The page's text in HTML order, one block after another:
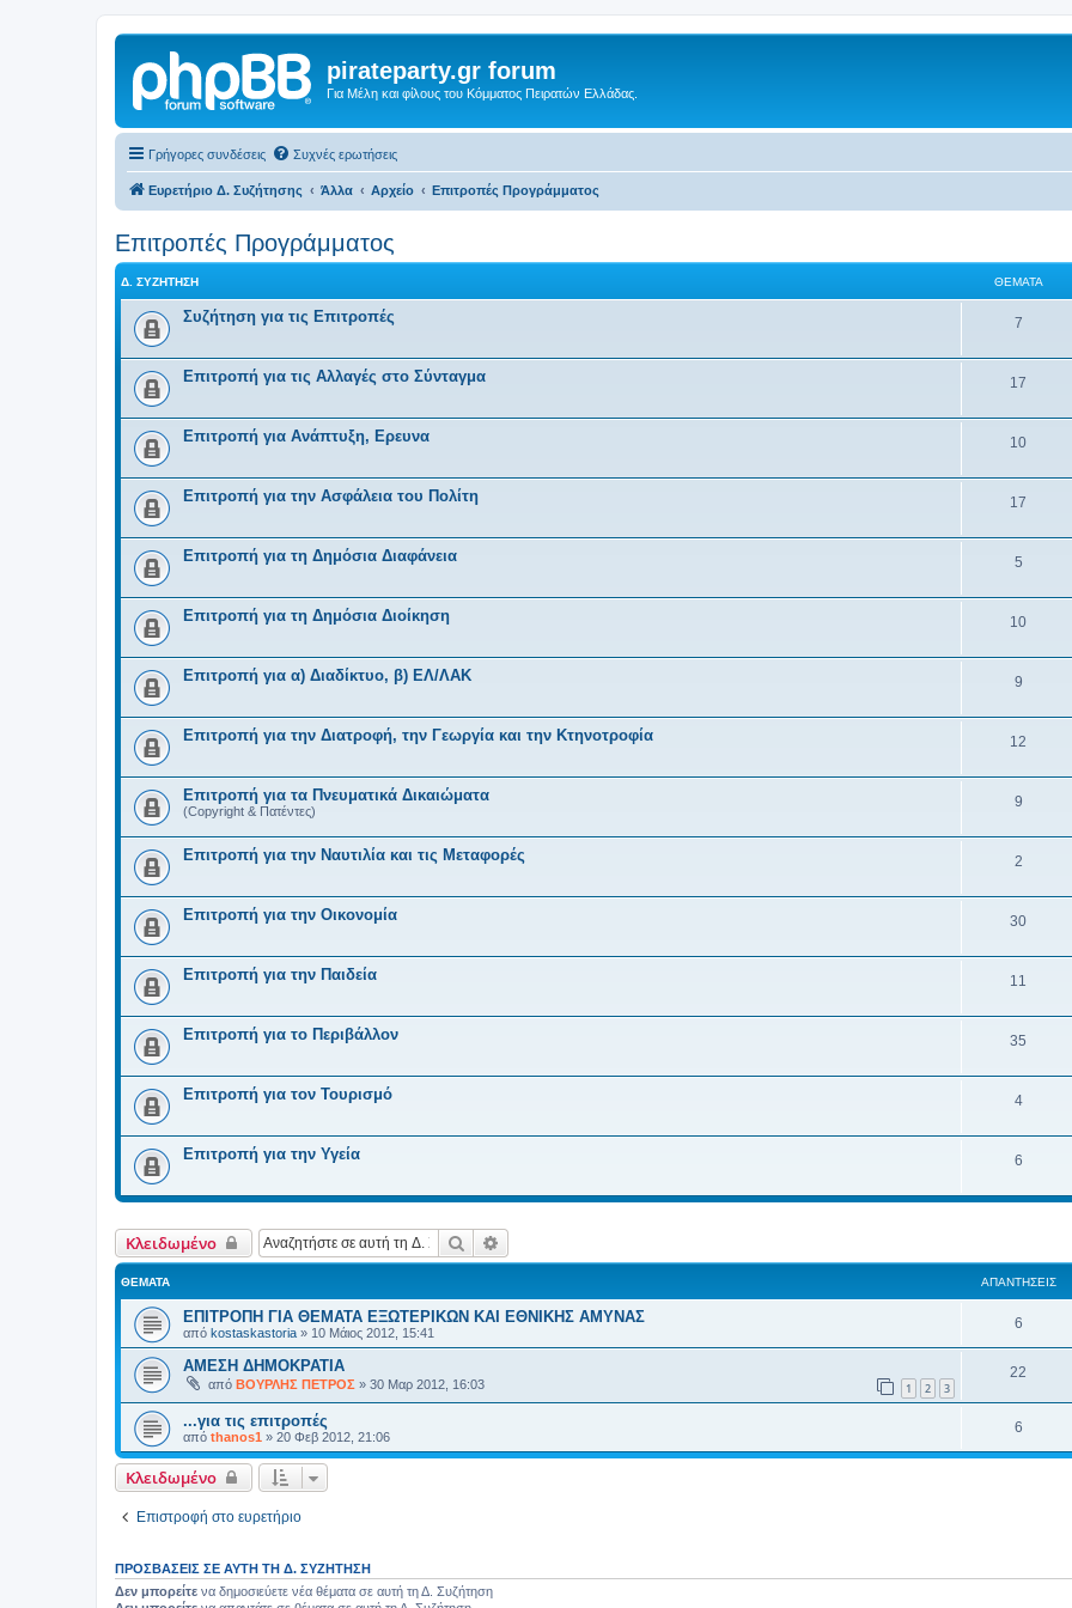
pirateparty.gr forum
Για Μέλη και φίλους του Κόμματος Πειρατών Ελλάδας.
Γρήγορες συνδέσεις Συχνές ερωτήσεις
Ευρετήριο Δ. Συζήτησης Άλλα Αρχείο Επιτροπές Προγράμματος
Επιτροπές Προγράμματος
Δ. ΣΥΖΉΤΗΣΗ ΘΈΜΑΤΑ
Συζήτηση για τις Επιτροπές 7
Επιτροπή για τις Αλλαγές στο Σύνταγμα 17
Επιτροπή για Ανάπτυξη, Ερευνα 10
Επιτροπή για την Ασφάλεια του Πολίτη 17
Επιτροπή για τη Δημόσια Διαφάνεια 5
Επιτροπή για τη Δημόσια Διοίκηση 10
Επιτροπή για α) Διαδίκτυο, β) ΕΛ/ΛΑΚ 9
Επιτροπή για την Διατροφή, την Γεωργία και την Κτηνοτροφία 12
Επιτροπή για τα Πνευματικά Δικαιώματα
(Copyright & Πατέντες)
9
Επιτροπή για την Ναυτιλία και τις Μεταφορές 2
Επιτροπή για την Οικονομία 30
Επιτροπή για την Παιδεία 11
Επιτροπή για το Περιβάλλον 35
Επιτροπή για τον Τουρισμό 4
Επιτροπή για την Υγεία 6
Κλειδωμένο Αναζήτηση
ΘΈΜΑΤΑ ΑΠΑΝΤΉΣΕΙΣ
ΕΠΙΤΡΟΠΗ ΓΙΑ ΘΕΜΑΤΑ ΕΞΩΤΕΡΙΚΩΝ ΚΑΙ ΕΘΝΙΚΗΣ ΑΜΥΝΑΣ
από kostaskastoria » 10 Μάιος 2012, 15:41
6
ΑΜΕΣΗ ΔΗΜΟΚΡΑΤΙΑ
από ΒΟΥΡΛΗΣ ΠΕΤΡΟΣ » 30 Μαρ 2012, 16:03 1 2 3
22
...για τις επιτροπές
από thanos1 » 20 Φεβ 2012, 21:06
6
Κλειδωμένο
Επιστροφή στο ευρετήριο
ΠΡΟΣΒΆΣΕΙΣ ΣΕ ΑΥΤΉ ΤΗ Δ. ΣΥΖΉΤΗΣΗ
Δεν μπορείτε να δημοσιεύετε νέα θέματα σε αυτή τη Δ. Συζήτηση